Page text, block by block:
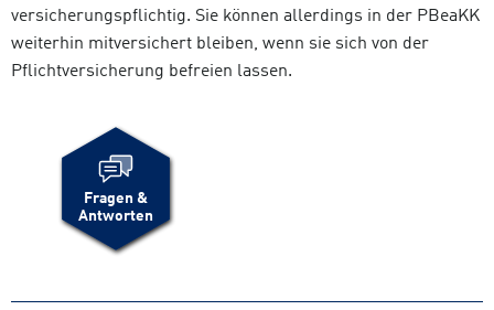
versicherungspflichtig. Sie können allerdings in der PBeaKK
weiterhin mitversichert bleiben, wenn sie sich von der
Pflichtversicherung befreien lassen.
Fragen &
Antworten